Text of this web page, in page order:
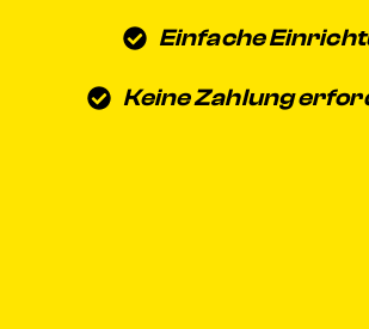
Einfache
Keine Zahlung